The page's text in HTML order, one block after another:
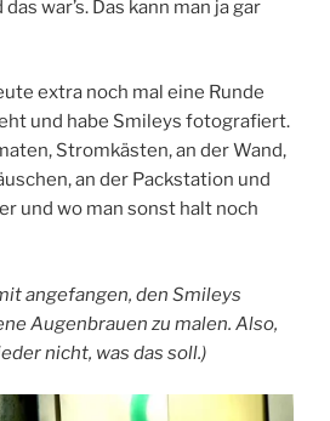
war’s. Das kann man ja gar
extra noch mal eine Runde
und habe Smileys fotografiert.
Stromkästen, an der Wand,
an der Packstation und
und wo man sonst halt noch
angefangen, den Smileys
Augenbrauen zu malen. Also,
nicht, was das soll.)